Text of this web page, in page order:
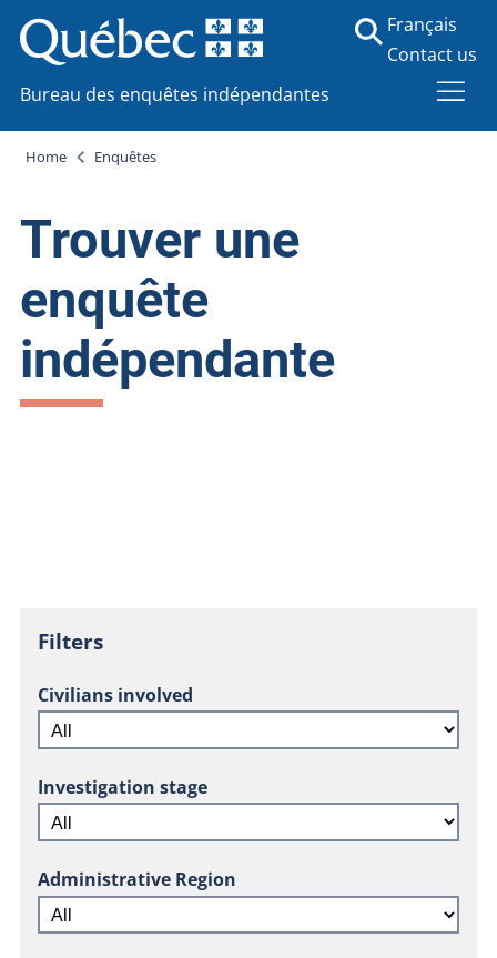
Bureau des enquêtes indépendantes
Français
Contact us
Home Enquêtes
Trouver une
enquête
indépendante
Filters
Civilians involved
Investigation stage
Administrative Region